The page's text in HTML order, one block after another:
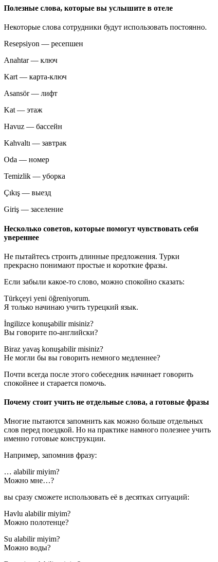
Полезные слова, которые вы услышите в отеле
Некоторые слова сотрудники будут использовать постоянно.
Resepsiyon — ресепшен
Anahtar — ключ
Kart — карта-ключ
Asansör — лифт
Kat — этаж
Havuz — бассейн
Kahvaltı — завтрак
Oda — номер
Temizlik — уборка
Çıkış — выезд
Giriş — заселение
Несколько советов, которые помогут чувствовать себя
увереннее
Не пытайтесь строить длинные предложения. Турки
прекрасно понимают простые и короткие фразы.
Если забыли какое-то слово, можно спокойно сказать:
Türkçeyi yeni öğreniyorum.
Я только начинаю учить турецкий язык.
İngilizce konuşabilir misiniz?
Вы говорите по-английски?
Biraz yavaş konuşabilir misiniz?
Не могли бы вы говорить немного медленнее?
Почти всегда после этого собеседник начинает говорить
спокойнее и старается помочь.
Почему стоит учить не отдельные слова, а готовые фразы
Многие пытаются запомнить как можно больше отдельных
слов перед поездкой. Но на практике намного полезнее учить
именно готовые конструкции.
Например, запомнив фразу:
… alabilir miyim?
Можно мне…?
вы сразу сможете использовать её в десятках ситуаций:
Havlu alabilir miyim?
Можно полотенце?
Su alabilir miyim?
Можно воды?